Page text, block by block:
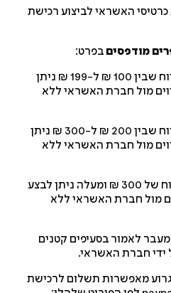
האשראי לביצוע רכישת
בפרט:
א. כל קניה בעלות הנעה בטווח שבין 100 ₪ ל-199 ₪ ניתן
מול חברת האשראי ללא
ב. כל קניה בעלות הנעה בטווח שבין 200 ₪ ל-300 ₪ ניתן
מול חברת האשראי ללא
ג. כל קניה בעלות הנעה בטווח של 300 ₪ ומעלה ניתן לבצע
מול חברת האשראי ללא
בסעיפים קטנים
האשראי.
מאפשרות תשלום לרכישת